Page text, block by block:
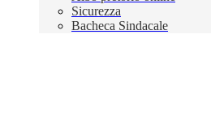
Sicurezza
Bacheca Sindacale